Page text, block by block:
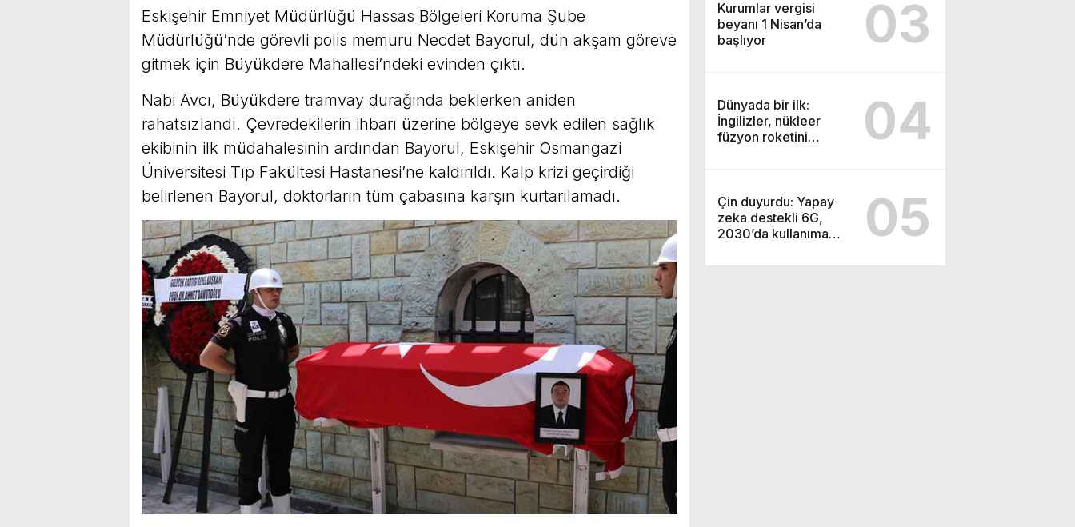
Kurumlar vergisi
beyanı 1 Nisan’da
başlıyor
03
Dünyada bir ilk:
İngilizler, nükleer
füzyon roketini
04
Çin duyurdu: Yapay
zeka destekli 6G,
2030’da kullanıma
05
Eskişehir Emniyet Müdürlüğü Hassas Bölgeleri Koruma Şube
Müdürlüğü’nde görevli polis memuru Necdet Bayorul, dün akşam göreve
gitmek için Büyükdere Mahallesi’ndeki evinden çıktı.
Nabi Avcı, Büyükdere tramvay durağında beklerken aniden
rahatsızlandı. Çevredekilerin ihbarı üzerine bölgeye sevk edilen sağlık
ekibinin ilk müdahalesinin ardından Bayorul, Eskişehir Osmangazi
Üniversitesi Tıp Fakültesi Hastanesi’ne kaldırıldı. Kalp krizi geçirdiği
belirlenen Bayorul, doktorların tüm çabasına karşın kurtarılamadı.